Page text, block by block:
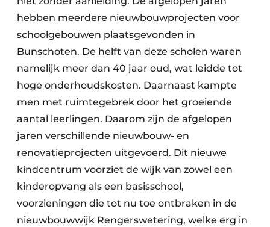
hebben meerdere nieuwbouwprojecten voor
schoolgebouwen plaatsgevonden in
Bunschoten. De helft van deze scholen waren
namelijk meer dan 40 jaar oud, wat leidde tot
hoge onderhoudskosten. Daarnaast kampte
men met ruimtegebrek door het groeiende
aantal leerlingen. Daarom zijn de afgelopen
jaren verschillende nieuwbouw- en
renovatieprojecten uitgevoerd. Dit nieuwe
kindcentrum voorziet de wijk van zowel een
kinderopvang als een basisschool,
voorzieningen die tot nu toe ontbraken in de
nieuwbouwwijk Rengerswetering, welke erg in